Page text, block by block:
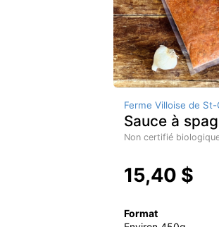
Ferme Villoise de St-
Sauce à spag
Non certifié
15,40 $
Format